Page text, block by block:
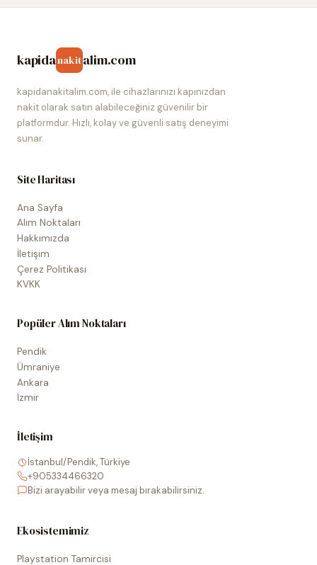
kapidanakitalim.com
kapidanakitalim.com, ile cihazlarınızı kapınızdan
nakit olarak satın alabileceğiniz güvenilir bir
platformdur. Hızlı, kolay ve güvenli satış deneyimi
sunar.
Site Haritası
Ana Sayfa
Alım Noktaları
Hakkımızda
İletişim
Çerez Politikası
KVKK
Popüler Alım Noktaları
Pendik
Ümraniye
Ankara
İzmir
İletişim
İstanbul/Pendik, Türkiye
+905334466320
Bizi arayabilir veya mesaj bırakabilirsiniz.
Ekosistemimiz
Playstation Tamircisi